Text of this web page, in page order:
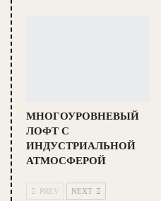
МНОГОУРОВНЕВЫЙ
ЛОФТ С
ИНДУСТРИАЛЬНОЙ
АТМОСФЕРОЙ
PREV NEXT